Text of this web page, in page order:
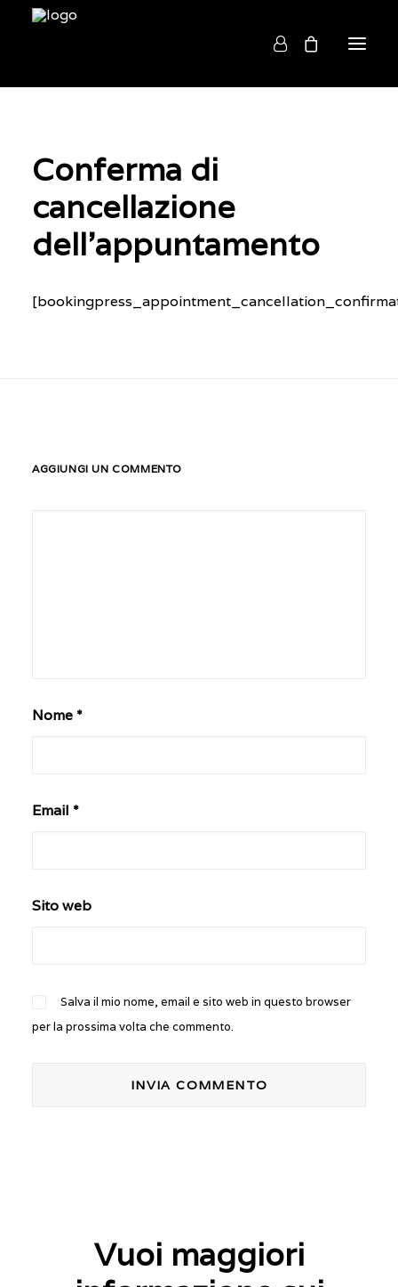
Chi siamo
Cosa facciamo
Acquista
English
Conferma di
cancellazione
dell'appuntamento
AGGIUNGI UN COMMENTO
Nome *
Email *
Sito web
Salva il mio nome, email e sito web in questo browser
per la prossima volta che commento.
Vuoi maggiori